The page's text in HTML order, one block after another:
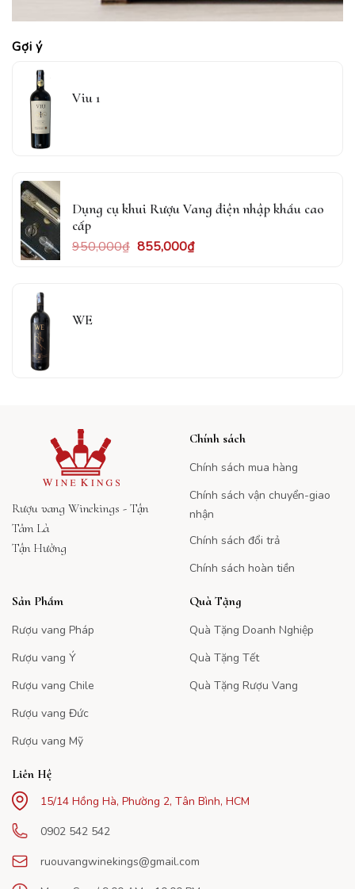
Gợi ý
Viu 1
Dụng cụ khui Rượu Vang điện nhập khẩu cao
cấp
950,000₫ 855,000₫
WE
Rượu vang Winekings - Tận
Tâm Là
Tận Hưởng
Chính sách
Chính sách mua hàng
Chính sách vận chuyển-giao
nhận
Chính sách đổi trả
Chính sách hoàn tiền
Sản Phẩm
Rượu vang Pháp
Rượu vang Ý
Rượu vang Chile
Rượu vang Đức
Rượu vang Mỹ
Quà Tặng
Quà Tặng Doanh Nghiệp
Quà Tặng Tết
Quà Tặng Rượu Vang
Liên Hệ
15/14 Hồng Hà, Phường 2, Tân Bình, HCM
0902 542 542
ruouvangwinekings@gmail.com